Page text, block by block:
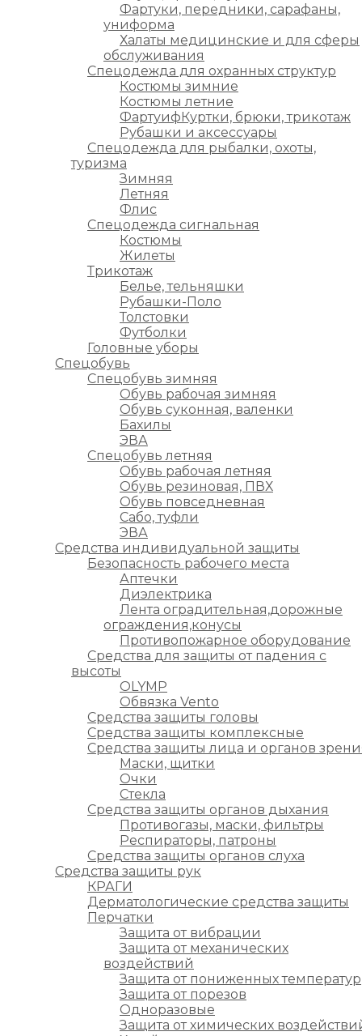
Фартуки, передники, сарафаны,
униформа
Халаты медицинские и для сферы
обслуживания
Спецодежда для охранных структур
Костюмы зимние
Костюмы летние
ФартуифКуртки, брюки, трикотаж
Рубашки и аксессуары
Спецодежда для рыбалки, охоты,
туризма
Зимняя
Летняя
Флис
Спецодежда сигнальная
Костюмы
Жилеты
Трикотаж
Белье, тельняшки
Рубашки-Поло
Толстовки
Футболки
Головные уборы
Спецобувь
Спецобувь зимняя
Обувь рабочая зимняя
Обувь суконная, валенки
Бахилы
ЭВА
Спецобувь летняя
Обувь рабочая летняя
Обувь резиновая, ПВХ
Обувь повседневная
Сабо, туфли
ЭВА
Средства индивидуальной защиты
Безопасность рабочего места
Аптечки
Диэлектрика
Лента оградительная,дорожные
ограждения,конусы
Противопожарное оборудование
Средства для защиты от падения с
высоты
OLYMP
Обвязка Vento
Средства защиты головы
Средства защиты комплексные
Средства защиты лица и органов
Маски, щитки
Очки
Стекла
Средства защиты органов дыхания
Противогазы, маски, фильтры
Респираторы, патроны
Средства защиты органов слуха
Средства защиты рук
КРАГИ
Дерматологические средства защиты
Перчатки
Защита от вибрации
Защита от механических
воздействий
Защита от пониженных температур
Защита от порезов
Одноразовые
Защита от химических